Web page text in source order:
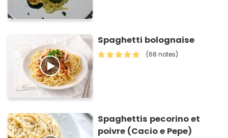
Spaghetti bolognaise
(68 notes)
Spaghettis pecorino et
poivre (Cacio e Pepe)